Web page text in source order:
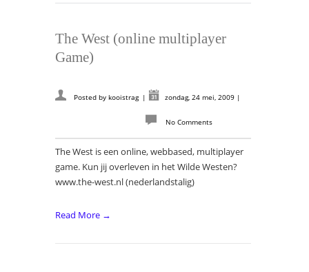
The West (online multiplayer
Game)
Posted by kooistrag | zondag, 24 mei, 2009 |
No Comments
The West is een online, webbased, multiplayer
game. Kun jij overleven in het Wilde Westen?
www.the-west.nl (nederlandstalig)
Read More →